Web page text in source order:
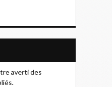
averti des